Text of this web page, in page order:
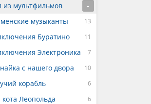
из мультфильмов
музыканты
Буратино
Электроника
с нашего двора
корабль
Леопольда